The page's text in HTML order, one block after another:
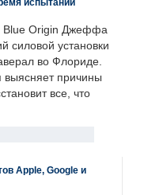
испытаний
Blue Origin Джеффа
силовой установки
во Флориде.
причины
все, что
Apple, Google и